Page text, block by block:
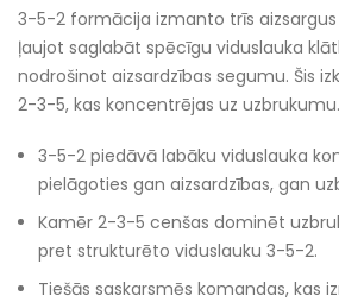
3-5-2 formācija izmanto trīs
ļaujot saglabāt spēcīgu viduslauka
nodrošinot aizsardzības segumu. Šis
2-3-5, kas koncentrējas uz uzbrukumu.
3-5-2 piedāvā labāku viduslauka
pielāgoties gan aizsardzības, gan
Kamēr 2-3-5 cenšas dominēt
pret strukturēto viduslauku 3-5-2.
Tiešās saskarsmēs komandas, kas